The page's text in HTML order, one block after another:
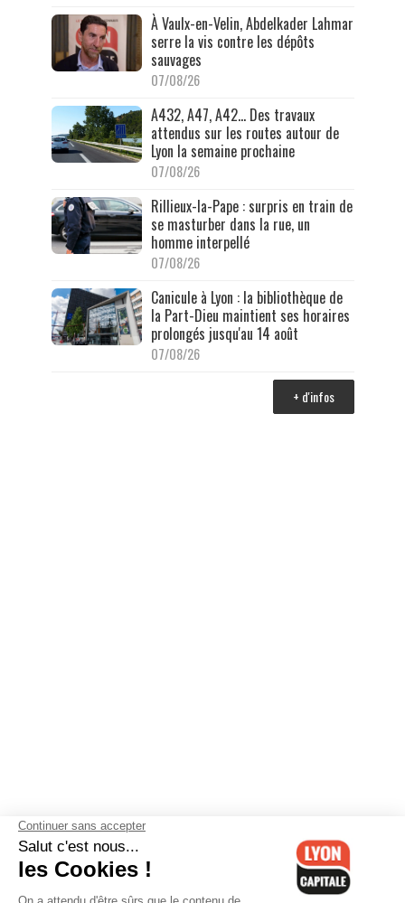
À Vaulx-en-Velin, Abdelkader Lahmar
serre la vis contre les dépôts
sauvages
07/08/26
A432, A47, A42… Des travaux
attendus sur les routes autour de
Lyon la semaine prochaine
07/08/26
Rillieux-la-Pape : surpris en train de
se masturber dans la rue, un
homme interpellé
07/08/26
Canicule à Lyon : la bibliothèque de
la Part-Dieu maintient ses horaires
prolongés jusqu'au 14 août
07/08/26
+ d'infos